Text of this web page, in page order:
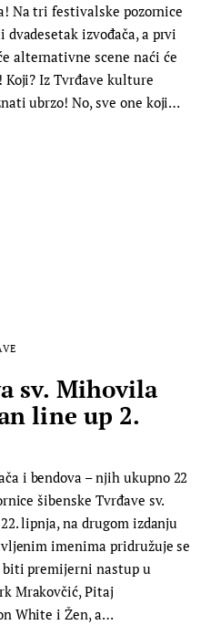
Na tri festivalske pozornice
izvođača, a prvi
alternativne scene naći će
Iz Tvrđave kulture
ubrzo! No, sve one koji…
sv. Mihovila
line up 2.
i bendova – njih ukupno 22
šibenske Tvrđave sv.
lipnja, na drugom izdanju
imenima pridružuje se
biti premijerni nastup u
Mrakovčić, Pitaj
White i Žen, a…